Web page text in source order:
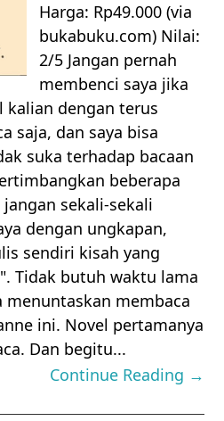
Harga: Rp49.000 (via
bukabuku.com) Nilai:
2/5 Jangan pernah
membenci saya jika
kalian dengan terus
saja, dan saya bisa
suka terhadap bacaan
beberapa
sekali-sekali
dengan ungkapan,
sendiri kisah yang
Tidak butuh waktu lama
membaca
ini. Novel pertamanya
Dan begitu...
Continue Reading →